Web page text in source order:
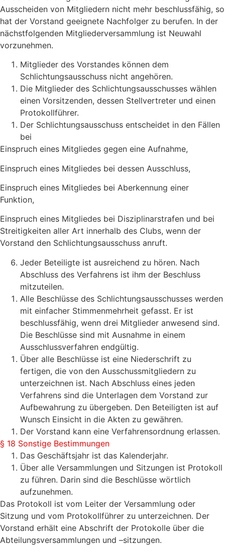
Ausscheiden von Mitgliedern nicht mehr beschlussfähig, so
hat der Vorstand geeignete Nachfolger zu berufen. In der
nächstfolgenden Mitgliederversammlung ist Neuwahl
vorzunehmen.
Mitglieder des Vorstandes können dem
Schlichtungsausschuss nicht angehören.
Die Mitglieder des Schlichtungsausschusses wählen
einen Vorsitzenden, dessen Stellvertreter und einen
Protokollführer.
Der Schlichtungsausschuss entscheidet in den Fällen
bei
Einspruch eines Mitgliedes gegen eine Aufnahme,
Einspruch eines Mitgliedes bei dessen Ausschluss,
Einspruch eines Mitgliedes bei Aberkennung einer
Funktion,
Einspruch eines Mitgliedes bei Disziplinarstrafen und bei
Streitigkeiten aller Art innerhalb des Clubs, wenn der
Vorstand den Schlichtungsausschuss anruft.
Jeder Beteiligte ist ausreichend zu hören. Nach
Abschluss des Verfahrens ist ihm der Beschluss
mitzuteilen.
Alle Beschlüsse des Schlichtungsausschusses werden
mit einfacher Stimmenmehrheit gefasst. Er ist
beschlussfähig, wenn drei Mitglieder anwesend sind.
Die Beschlüsse sind mit Ausnahme in einem
Ausschlussverfahren endgültig.
Über alle Beschlüsse ist eine Niederschrift zu
fertigen, die von den Ausschussmitgliedern zu
unterzeichnen ist. Nach Abschluss eines jeden
Verfahrens sind die Unterlagen dem Vorstand zur
Aufbewahrung zu übergeben. Den Beteiligten ist auf
Wunsch Einsicht in die Akten zu gewähren.
Der Vorstand kann eine Verfahrensordnung erlassen.
§ 18 Sonstige Bestimmungen
Das Geschäftsjahr ist das Kalenderjahr.
Über alle Versammlungen und Sitzungen ist Protokoll
zu führen. Darin sind die Beschlüsse wörtlich
aufzunehmen.
Das Protokoll ist vom Leiter der Versammlung oder
Sitzung und vom Protokollführer zu unterzeichnen. Der
Vorstand erhält eine Abschrift der Protokolle über die
Abteilungsversammlungen und –sitzungen.